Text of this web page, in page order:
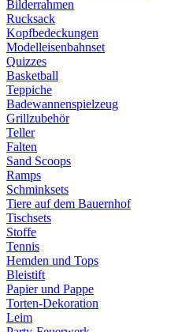
Bilderrahmen
Rucksack
Kopfbedeckungen
Modelleisenbahnset
Quizzes
Basketball
Teppiche
Badewannenspielzeug
Grillzubehör
Teller
Falten
Sand Scoops
Ramps
Schminksets
Tiere auf dem Bauernhof
Tischsets
Stoffe
Tennis
Hemden und Tops
Bleistift
Papier und Pappe
Torten-Dekoration
Leim